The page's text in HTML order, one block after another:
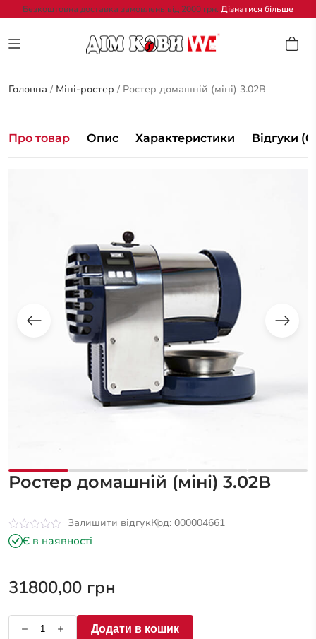
Безкоштовна доставка замовлень від 2000 грн. Дізнатися більше
Головна / Міні-ростер / Ростер домашній (міні) 3.02B
Про товар Опис Характеристики Відгуки
Ростер домашній (міні) 3.02B
Оцінено
в
Залишити відгукКод: 000004661
Є в наявності
31800,00 грн
Додати в кошик